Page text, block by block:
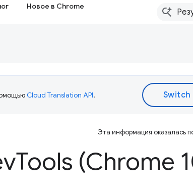
Новое в Chrome
Cloud Translation API.
Эта информация оказалась
Tools (Chrome